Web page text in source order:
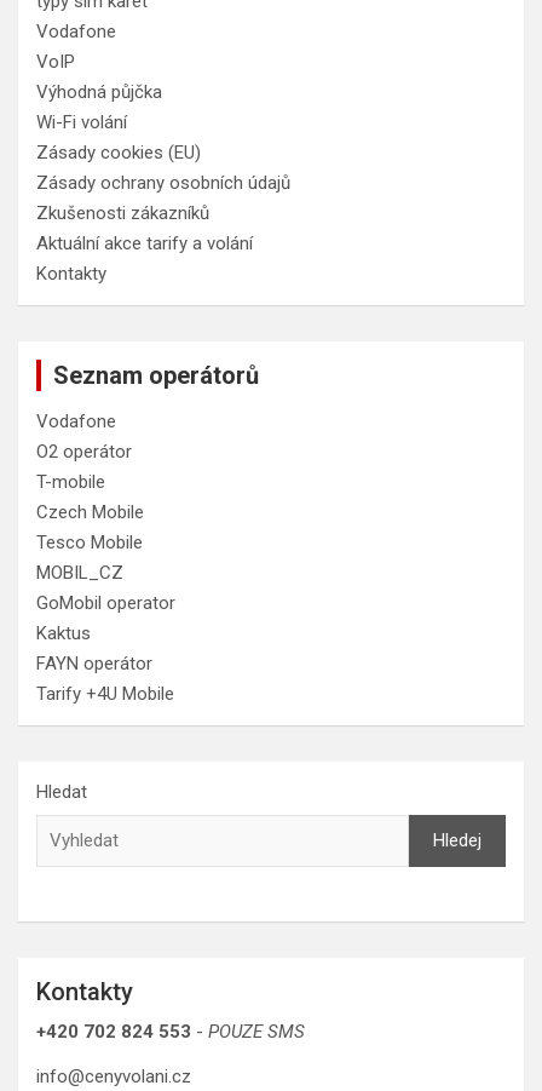
Vodafone
VoIP
Výhodná půjčka
Wi-Fi volání
Zásady cookies (EU)
Zásady ochrany osobních údajů
Zkušenosti zákazníků
Aktuální akce tarify a volání
Kontakty
Seznam operátorů
Vodafone
O2 operátor
T-mobile
Czech Mobile
Tesco Mobile
MOBIL_CZ
GoMobil operator
Kaktus
FAYN operátor
Tarify +4U Mobile
Hledat
Hledej
Kontakty
+420 702 824 553 - POUZE SMS
info@cenyvolani.cz